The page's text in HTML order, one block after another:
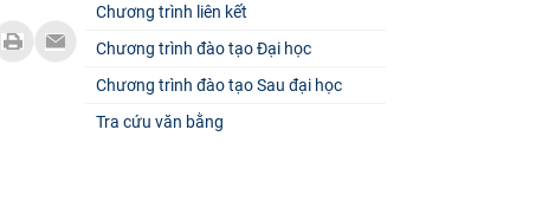
Chương trình liên kết
Chương trình đào tạo Đại học
Chương trình đào tạo Sau đại học
Tra cứu văn bằng